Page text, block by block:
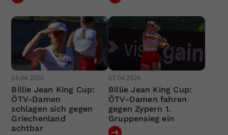
08.04.2026
Billie Jean King Cup:
ÖTV-Damen
schlagen sich gegen
Griechenland
achtbar
07.04.2026
Billie Jean King Cup:
ÖTV-Damen fahren
gegen Zypern 1.
Gruppensieg ein